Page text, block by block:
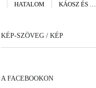
HATALOM KÁOSZ ÉS …
KÉP-SZÖVEG / KÉP
A FACEBOOKON